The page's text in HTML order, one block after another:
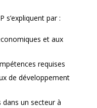
s’expliquent par :
et aux
requises
de développement
dans un secteur à